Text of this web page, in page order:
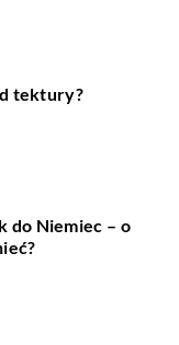
tektury?
do Niemiec – o